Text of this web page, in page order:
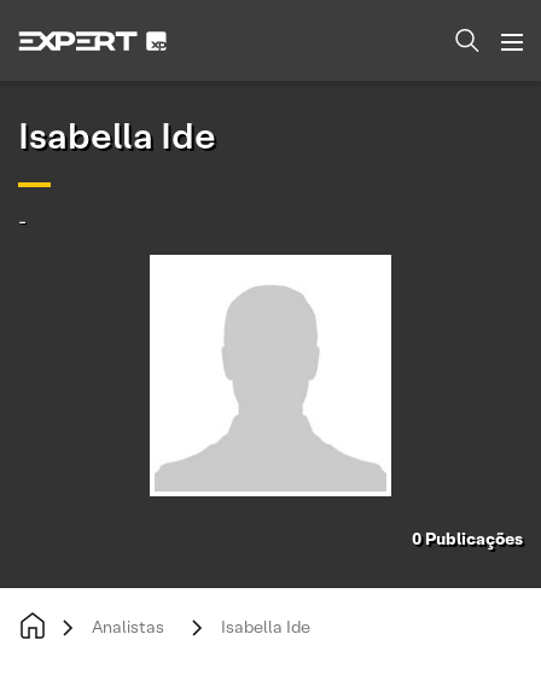
Isabella Ide
-
0Publicações
Analistas Isabella Ide